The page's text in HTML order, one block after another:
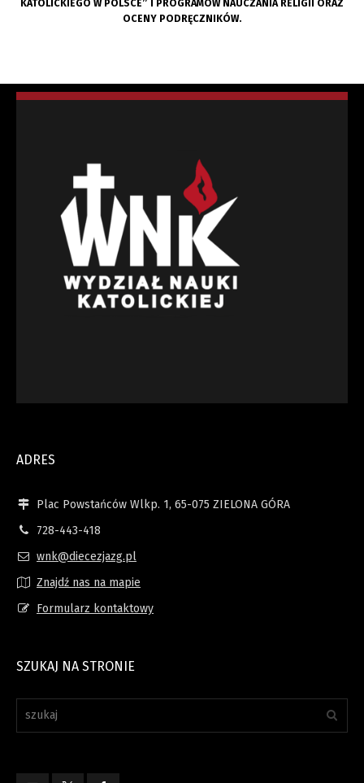
KATOLICKIEGO W POLSCE” I PROGRAMÓW NAUCZANIA RELIGII ORAZ
OCENY PODRĘCZNIKÓW.
ADRES
Plac Powstańców Wlkp. 1, 65-075 ZIELONA GÓRA
728-443-418
wnk@diecezjazg.pl
Znajdź nas na mapie
Formularz kontaktowy
SZUKAJ NA STRONIE